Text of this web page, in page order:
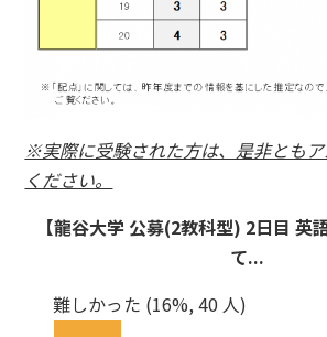
※実際に受験された方は、是非とも
ください。
【龍谷大学 公募(2教科型) 2日目 英
て...
難しかった (16%, 40 人)